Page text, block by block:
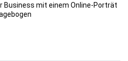
Business mit einem Online-Porträt